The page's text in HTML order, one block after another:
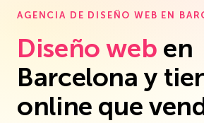
AGENCIA DE DISEÑO WEB EN
Diseño web en
Barcelona y
online que